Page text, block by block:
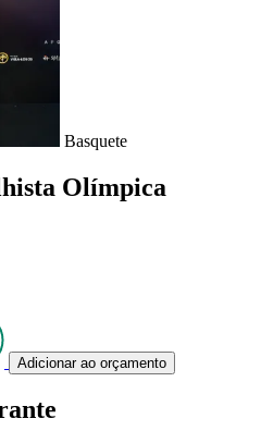
Basquete
Olímpica
Adicionar ao orçamento